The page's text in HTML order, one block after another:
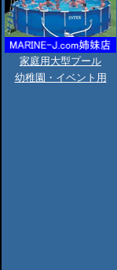
家庭用大型プール
幼稚園・イベント用